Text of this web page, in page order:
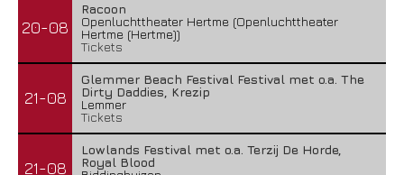
20-08
Racoon
Openluchttheater Hertme (Openluchttheater
Hertme (Hertme))
Tickets
21-08
Glemmer Beach Festival Festival met o.a. The
Dirty Daddies, Krezip
Lemmer
Tickets
21-08
Lowlands Festival met o.a. Terzij De Horde,
Royal Blood